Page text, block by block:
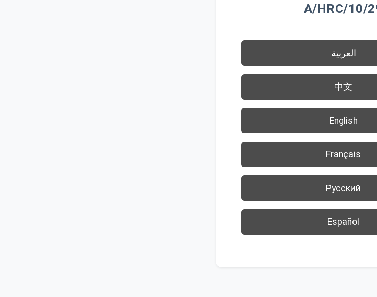
A/HRC/10/
العربية
中文
English
Français
Русский
Español